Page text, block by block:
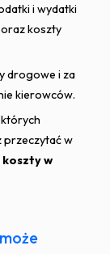
i wydatki
koszty
drogowe i za
kierowców.
przeczytać w
koszty w